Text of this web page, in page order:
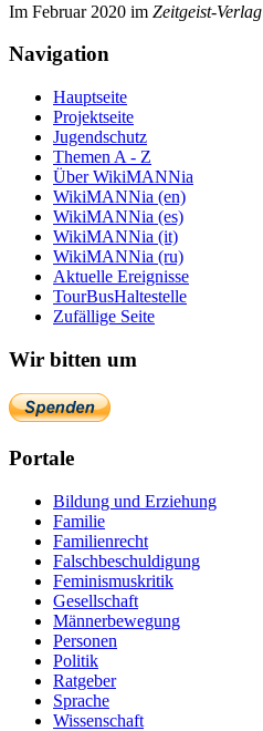
Im Februar 2020 im Zeit­geist-Verlag
Navigation
Hauptseite
Projektseite
Jugendschutz
Themen A - Z
Über WikiMANNia
WikiMANNia (en)
WikiMANNia (es)
WikiMANNia (it)
WikiMANNia (ru)
Aktuelle Ereignisse
TourBusHaltestelle
Zufällige Seite
Wir bitten um
Portale
Bildung und Erziehung
Familie
Familienrecht
Falschbeschuldigung
Feminismuskritik
Gesellschaft
Männerbewegung
Personen
Politik
Ratgeber
Sprache
Wissenschaft